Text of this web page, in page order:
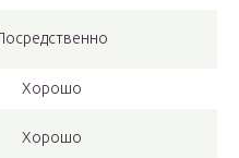
Хорошо
Хорошо